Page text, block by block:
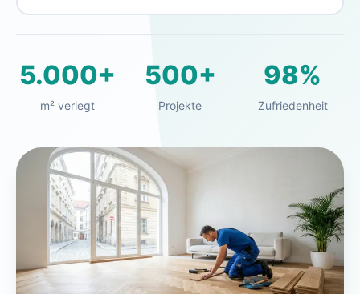
5.000+
m² verlegt
500+
Projekte
98%
Zufriedenheit